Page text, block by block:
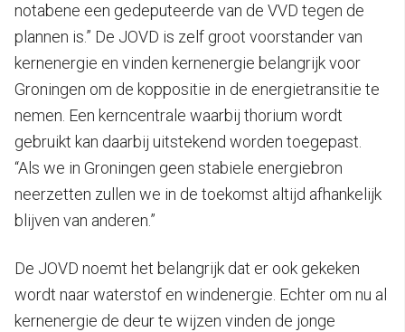
notabene een gedeputeerde van de VVD tegen de
plannen is.” De JOVD is zelf groot voorstander van
kernenergie en vinden kernenergie belangrijk voor
Groningen om de koppositie in de energietransitie te
nemen. Een kerncentrale waarbij thorium wordt
gebruikt kan daarbij uitstekend worden toegepast.
“Als we in Groningen geen stabiele energiebron
neerzetten zullen we in de toekomst altijd afhankelijk
blijven van anderen.”
De JOVD noemt het belangrijk dat er ook gekeken
wordt naar waterstof en windenergie. Echter om nu al
kernenergie de deur te wijzen vinden de jonge